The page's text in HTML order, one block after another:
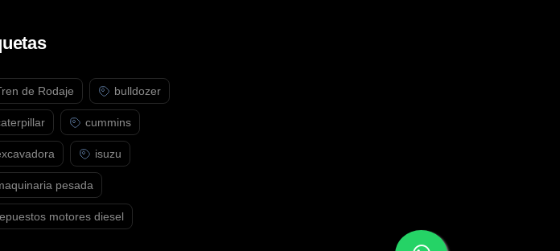
de Rodaje bulldozer
cummins
isuzu
pesada
motores diesel